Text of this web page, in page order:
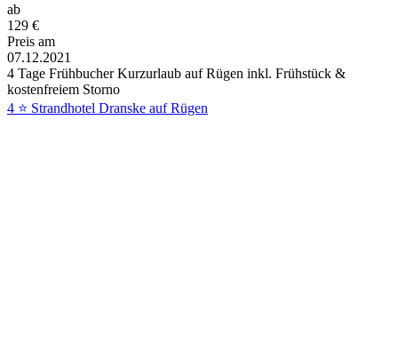
ab
129 €
Preis am
07.12.2021
4 Tage Frühbucher Kurzurlaub auf Rügen inkl. Frühstück &
kostenfreiem Storno
4 ⭐ Strandhotel Dranske auf Rügen